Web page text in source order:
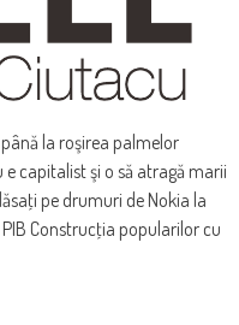
la roşirea palmelor
capitalist şi o să atragă marii
pe drumuri de Nokia la
Construcţia popularilor cu